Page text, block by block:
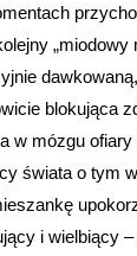
blokująca
w mózgu
świata o tym
i wielbiący